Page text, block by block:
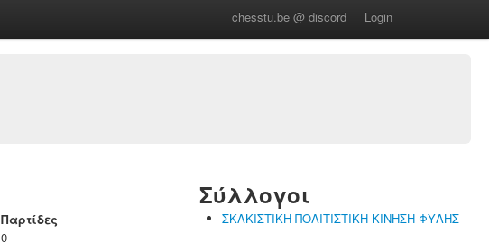
chesstu.be @ discord Login
Παρτίδες
0
Σύλλογοι
ΣΚΑΚΙΣΤΙΚΗ ΠΟΛΙΤΙΣΤΙΚΗ ΚΙΝΗΣΗ ΦΥΛΗΣ